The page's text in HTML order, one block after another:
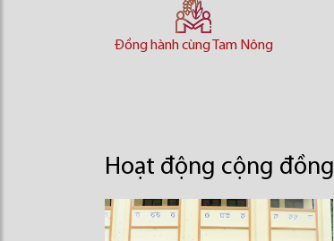
Đồng hành cùng Tam Nông
Hoạt động cộng đồng